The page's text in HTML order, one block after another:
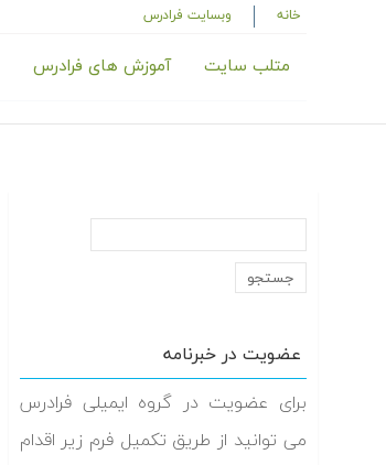
خانه وبسایت فرادرس
متلب سایت آموزش های فرادرس
عضویت در خبرنامه
برای عضویت در گروه ایمیلی فرادرس
می توانید از طریق تکمیل فرم زیر اقدام